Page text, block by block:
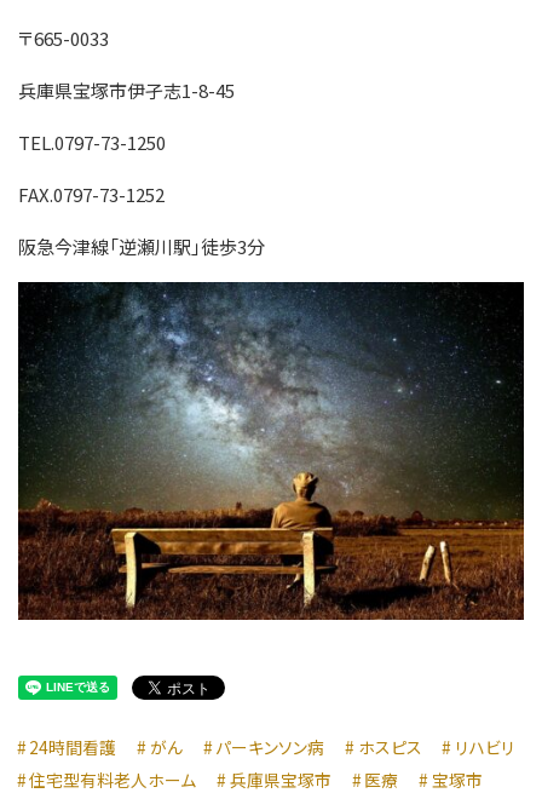
〒665-0033
兵庫県宝塚市伊孑志1-8-45
TEL.0797-73-1250
FAX.0797-73-1252
阪急今津線「逆瀬川駅」徒歩3分
24時間看護 がん パーキンソン病 ホスピス
リハビリ
住宅型有料老人ホーム
兵庫県宝塚市 医療
宝塚市